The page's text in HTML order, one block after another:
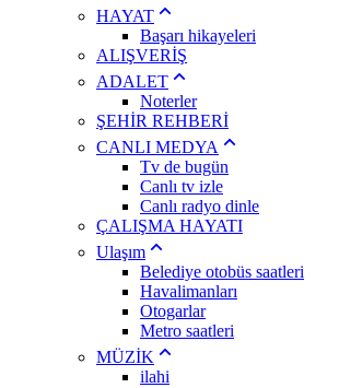
HAYAT
Başarı hikayeleri
ALIŞVERİŞ
ADALET
Noterler
ŞEHİR REHBERİ
CANLI MEDYA
Tv de bugün
Canlı tv izle
Canlı radyo dinle
ÇALIŞMA HAYATI
Ulaşım
Belediye otobüs saatleri
Havalimanları
Otogarlar
Metro saatleri
MÜZİK
ilahi